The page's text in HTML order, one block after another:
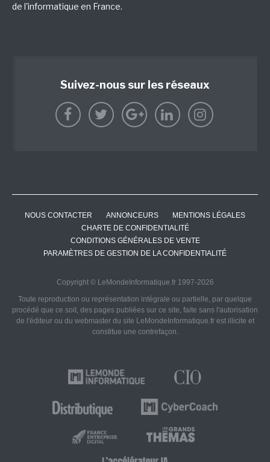
de l'informatique en France.
Suivez-nous sur les réseaux
NOUS CONTACTER ANNONCEURS
MENTIONS LÉGALES
CHARTE DE CONFIDENTIALITÉ
CONDITIONS GÉNÉRALES DE VENTE
PARAMÈTRES DE GESTION DE LA CONFIDENTIALITÉ
Copyright © LeMondeInformatique.fr 1997-2026
Toute reproduction ou représentation intégrale ou partielle, par quelque
procédé que ce soit, des pages publiées sur ce site, faite sans l'autorisation
de l'éditeur ou du webmaster du site LeMondeInformatique.fr est illicite et
constitue une contrefaçon.